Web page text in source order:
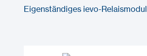
Eigenständiges ievo-Relaismodul